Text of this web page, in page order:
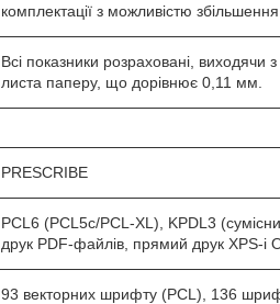
комплектації з можливістю
Всі показники розраховані, виходячи
листа паперу, що дорівнює 0,11 мм.
PRESCRIBE
PCL6 (PCL5c/PCL-XL), KPDL3
друк PDF-файлів, прямий друк XPS-і
93 векторних шрифту (PCL), 136